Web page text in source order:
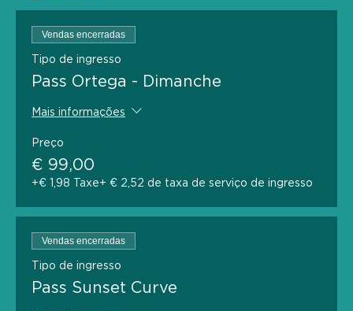
Vendas encerradas
Tipo de ingresso
Pass Ortega - Dimanche
Mais informações
Preço
€ 99,00
+€ 1,98 Taxe+ € 2,52 de taxa de serviço de ingresso
Vendas encerradas
Tipo de ingresso
Pass Sunset Curve